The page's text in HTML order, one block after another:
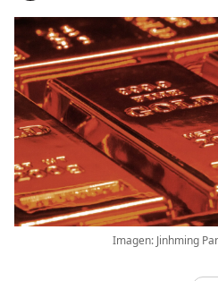
Imagen: Jinhming